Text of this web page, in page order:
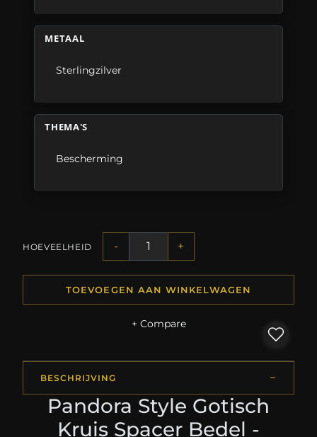
METAAL
Sterlingzilver
THEMA'S
Bescherming
HOEVEELHEID - +
TOEVOEGEN AAN WINKELWAGEN
+ Compare
BESCHRIJVING
Pandora Style Gotisch
Kruis Spacer Bedel -